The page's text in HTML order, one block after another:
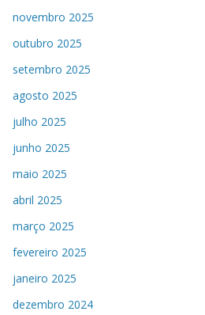
novembro 2025
outubro 2025
setembro 2025
agosto 2025
julho 2025
junho 2025
maio 2025
abril 2025
março 2025
fevereiro 2025
janeiro 2025
dezembro 2024